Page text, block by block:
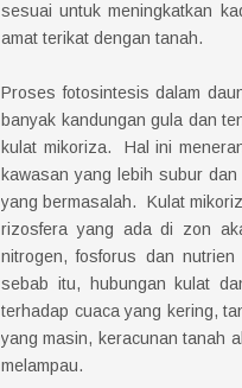
sesuai untuk meningkatkan
amat terikat dengan tanah.
Proses fotosintesis dalam
banyak kandungan gula dan
kulat mikoriza. Hal ini
kawasan yang lebih subur
yang bermasalah. Kulat
rizosfera yang ada di zon
nitrogen, fosforus dan
sebab itu, hubungan kulat
terhadap cuaca yang kering,
yang masin, keracunan tanah
melampau.